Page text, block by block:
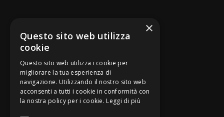
Be Bankers è ideato da
×
Questo sito web utilizza
cookie
Questo sito web utilizza i cookie per
migliorare la tua esperienza di
navigazione. Utilizzando il nostro sito web
acconsenti a tutti i cookie in conformità con
la nostra policy per i cookie. Leggi di più